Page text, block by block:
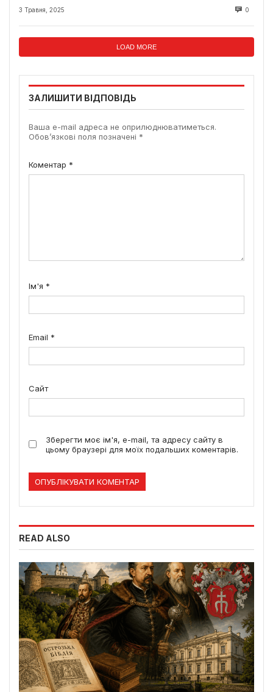
3 Травня, 2025 0
LOAD MORE
ЗАЛИШИТИ ВІДПОВІДЬ
Ваша e-mail адреса не оприлюднюватиметься.
Обов’язкові поля позначені *
Коментар *
Ім'я *
Email *
Сайт
Зберегти моє ім'я, e-mail, та адресу сайту в
цьому браузері для моїх подальших коментарів.
READ ALSO